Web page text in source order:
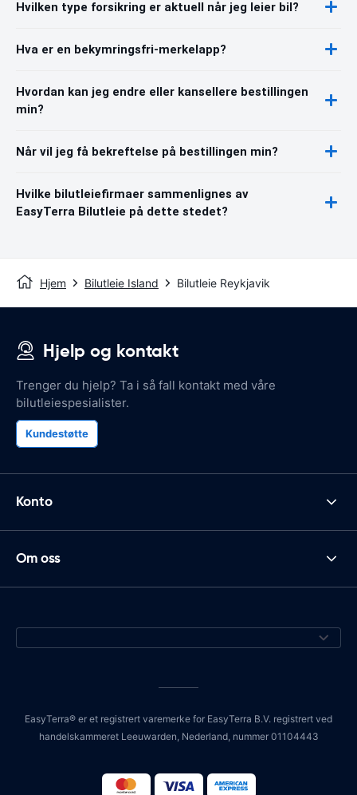
Hvilken type forsikring er aktuell når jeg leier bil?
Hva er en bekymringsfri-merkelapp?
Hvordan kan jeg endre eller kansellere bestillingen
min?
Når vil jeg få bekreftelse på bestillingen min?
Hvilke bilutleiefirmaer sammenlignes av
EasyTerra Bilutleie på dette stedet?
Hjem Bilutleie Island Bilutleie Reykjavik
Hjelp og kontakt
Trenger du hjelp? Ta i så fall kontakt med våre
bilutleiespesialister.
Kundestøtte
Konto
Om oss
EasyTerra® er et registrert varemerke for EasyTerra B.V. registrert ved
handelskammeret Leeuwarden, Nederland, nummer 01104443